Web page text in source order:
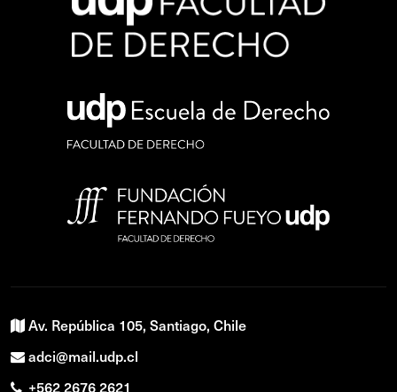
Av. República 105, Santiago, Chile
adci@mail.udp.cl
+562 2676 2621